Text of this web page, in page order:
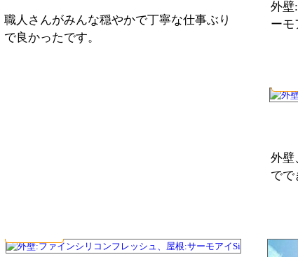
職人さんがみんな穏やかで丁寧な仕事ぶり
で良かったです。
外壁
ーモ
外壁
でで